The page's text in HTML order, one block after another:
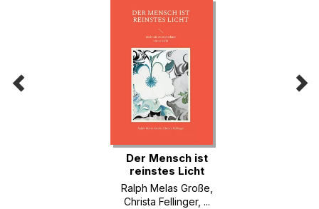
Der Mensch ist
reinstes Licht
Ralph Melas Große
Christa Fellinger, ...